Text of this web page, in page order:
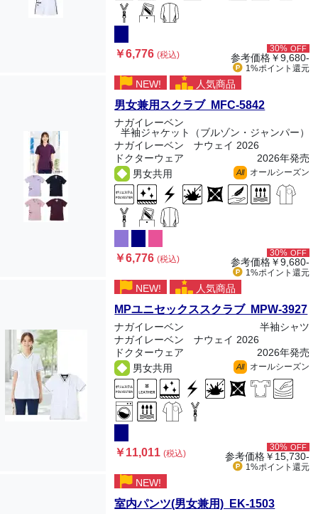
￥6,776(税込)
30% OFF
参考価格￥9,680-
1%ポイント 還元
NEW! 人気商品
男女兼用スクラブ MFC-5842
ナガイレーベン
半袖ジャケット（ブルゾン・ジャンパー）
ナガイレーベン ナウェイ 2026
ドクターウェア
2026年発売
男女共用
All オールシーズン
￥6,776(税込)
30% OFF
参考価格￥9,680-
1%ポイント 還元
NEW! 人気商品
MPユニセックススクラブ MPW-3927
ナガイレーベン
半袖シャツ
ナガイレーベン ナウェイ 2026
ドクターウェア
2026年発売
男女共用
All オールシーズン
￥11,011(税込)
30% OFF
参考価格￥15,730-
1%ポイント 還元
NEW!
室内パンツ(男女兼用) EK-1503